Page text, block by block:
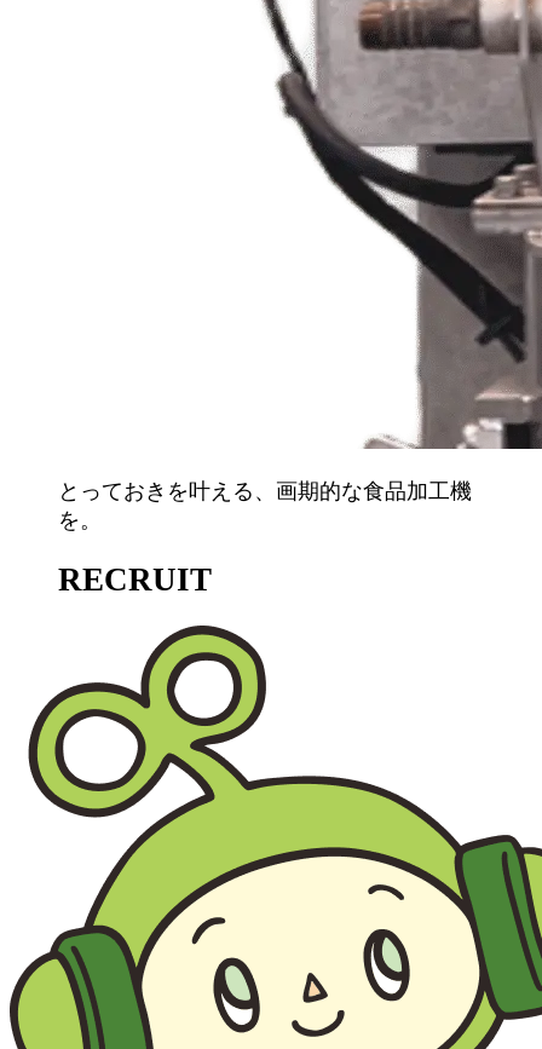
とっておきを叶える、画期的な食品加工機
を。
RECRUIT